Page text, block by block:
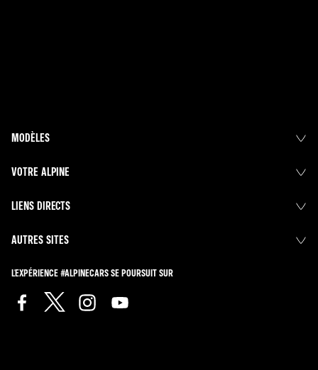
MODÈLES
VOTRE ALPINE
LIENS DIRECTS
AUTRES SITES
L'EXPÉRIENCE #ALPINECARS SE POURSUIT SUR